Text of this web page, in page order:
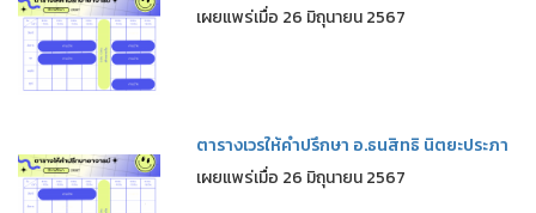
เผยแพร่เมื่อ 26 มิถุนายน 2567
ตารางเวรให้คำปรึกษา อ.ธนสิทธิ นิตยะประภา
เผยแพร่เมื่อ 26 มิถุนายน 2567